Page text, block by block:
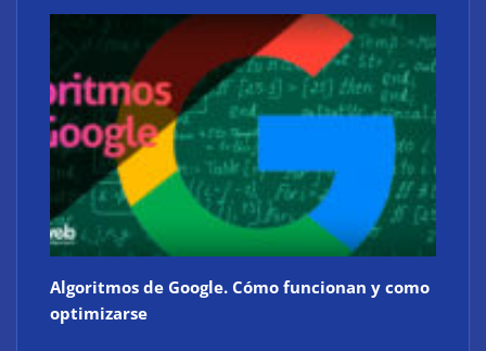
Algoritmos de Google. Cómo funcionan y como
optimizarse